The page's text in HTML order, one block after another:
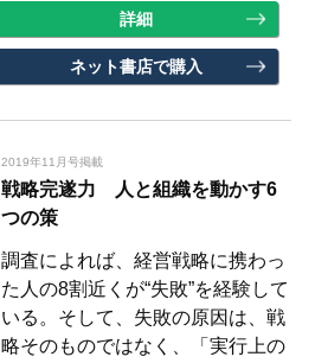
詳細
ネット書店で購入
2019年11月号掲載
戦略完遂力 人と組織を動かす6
つの策
調査によれば、経営戦略に携わっ
た人の8割近くが“失敗”を経験して
いる。そして、失敗の原因は、戦
略そのものではなく、「実行上の